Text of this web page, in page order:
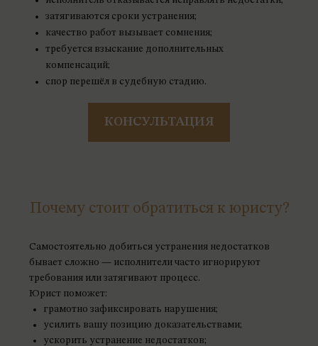
КОНСУЛЬТАЦИЯ
затягиваются сроки устранения;
качество работ вызывает сомнения;
требуется взыскание дополнительных
компенсаций;
спор перешёл в судебную стадию.
Почему стоит обратиться к юристу?
Самостоятельно добиться устранения недостатков
бывает сложно — исполнители часто игнорируют
требования или затягивают процесс.
Юрист поможет:
грамотно зафиксировать нарушения;
усилить вашу позицию доказательствами;
ускорить устранение недостатков;